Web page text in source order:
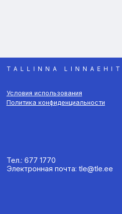
TALLINNA
Условия использования
Политика конфиденциальности
Тел.: 677 1770
Электронная почта: tle@tle.ee